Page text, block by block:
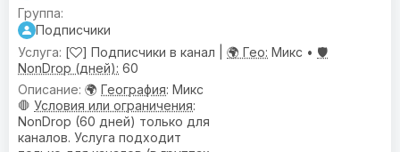
Подписчики
[
] Подписчики в канал | 🌍 Гео: Микс • 🛡️
NonDrop (дней): 60
🌍 География: Микс
🛑 Условия или ограничения:
NonDrop (60 дней) только для
каналов. Услуга подходит